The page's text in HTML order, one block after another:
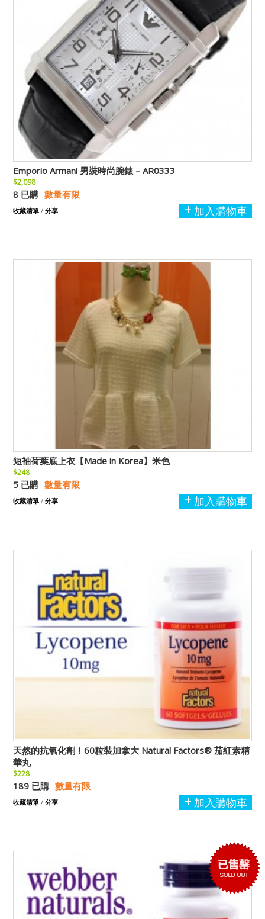
Emporio Armani 男裝時尚腕錶 – AR0333
$2,098
8 已購 數量有限
加入購物車
收藏清單 / 分享
短袖荷葉底上衣【Made in Korea】米色
$248
5 已購 數量有限
加入購物車
收藏清單 / 分享
天然的抗氧化劑！60粒裝加拿大 Natural Factors® 茄紅素精
華丸
$228
189 已購 數量有限
加入購物車
收藏清單 / 分享